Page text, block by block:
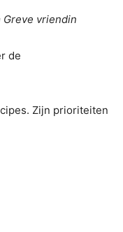
Greve vriendin
de
Zijn prioriteiten